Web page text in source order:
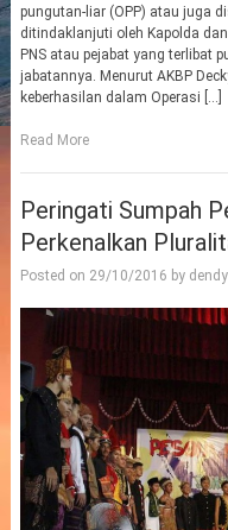
pungutan-liar (OPP) atau juga
ditindaklanjuti oleh Kapolda
PNS atau pejabat yang terlibat
jabatannya. Menurut AKBP
keberhasilan dalam Operasi […]
Read More
Peringati Sumpah
Perkenalkan
Posted on 29/10/2016 by dendy